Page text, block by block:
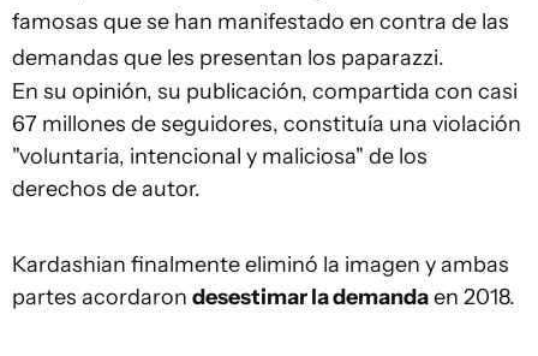
famosas que se han manifestado en contra de las
demandas que les presentan los paparazzi.
En su opinión, su publicación, compartida con casi
67 millones de seguidores, constituía una violación
"voluntaria, intencional y maliciosa" de los
derechos de autor.
Kardashian finalmente eliminó la imagen y ambas
partes acordaron desestimar la demandaen 2018.